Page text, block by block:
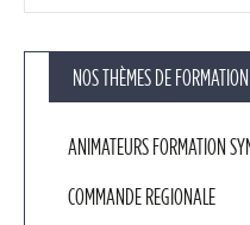
NOS THÈMES DE FORMATION
ANIMATEURS FORMATION
COMMANDE REGIONALE